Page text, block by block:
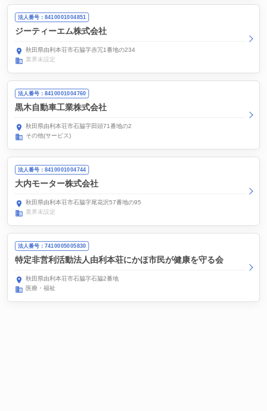
法人番号：8410001004851
ジーティーエム株式会社
秋田県由利本荘市石脇字赤冗1番地の234
業界未設定
法人番号：8410001004760
黒木自動車工業株式会社
秋田県由利本荘市石脇字田頭71番地の2
その他(サービス)
法人番号：8410001004744
大内モーター株式会社
秋田県由利本荘市石脇字尾花沢57番地の95
業界未設定
法人番号：7410005005830
特定非営利活動法人由利本荘にかほ市民が健康を守る会
秋田県由利本荘市石脇字石脇2番地
医療・福祉